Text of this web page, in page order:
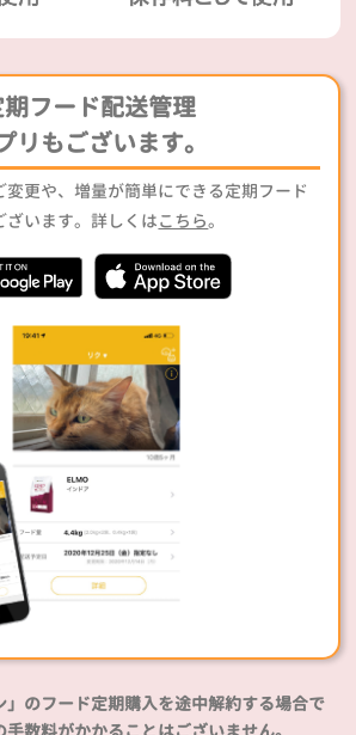
フード配送管理
リもございます。
変更や、増量が簡単にできる定期フード
ざいます。詳しくはこちら。
」のフード定期購入を途中解約する場合で